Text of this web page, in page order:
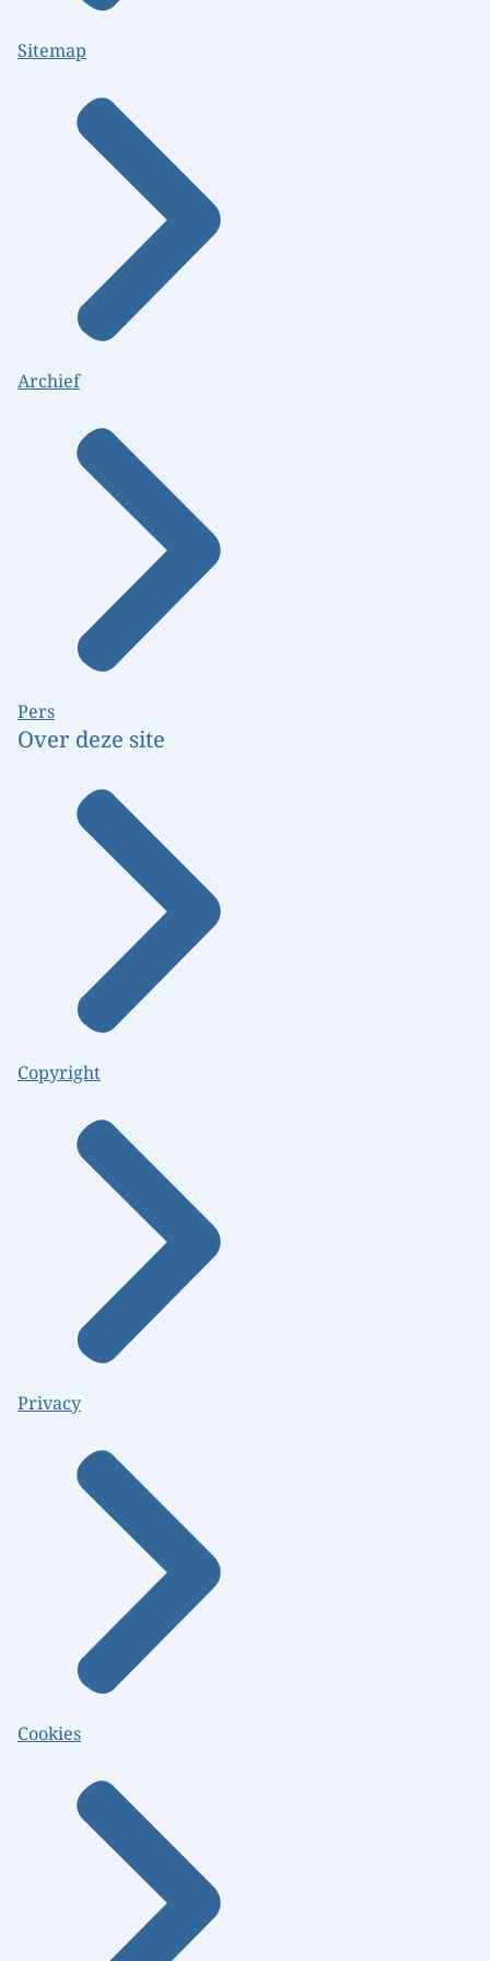
Sitemap
Archief
Pers
Over deze site
Copyright
Privacy
Cookies